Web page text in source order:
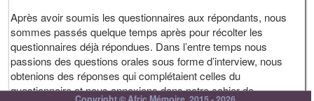
Après avoir soumis les questionnaires aux répondants, nous
sommes passés quelque temps après pour récolter les
questionnaires déjà répondues. Dans l’entre temps nous
passions des questions orales sous forme d’interview, nous
obtenions des réponses qui complétaient celles du
questionnaire et nous annexions dans notre cahier de